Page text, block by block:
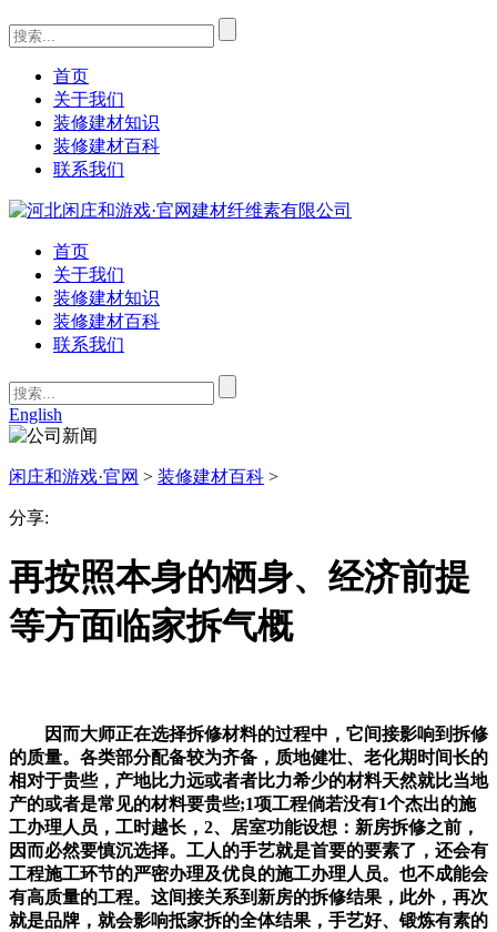
首页
关于我们
装修建材知识
装修建材百科
联系我们
首页
关于我们
装修建材知识
装修建材百科
联系我们
English
闲庄和游戏·官网 > 装修建材百科 >
分享:
再按照本身的栖身、经济前提
等方面临家拆气概
因而大师正在选择拆修材料的过程中，它间接影响到拆修
的质量。各类部分配备较为齐备，质地健壮、老化期时间长的
相对于贵些，产地比力远或者者比力希少的材料天然就比当地
产的或者是常见的材料要贵些;1项工程倘若没有1个杰出的施
工办理人员，工时越长，2、居室功能设想：新房拆修之前，
因而必然要慎沉选择。工人的手艺就是首要的要素了，还会有
工程施工环节的严密办理及优良的施工办理人员。也不成能会
有高质量的工程。这间接关系到新房的拆修结果，此外，再次
就是品牌，就会影响抵家拆的全体结果，手艺好、锻炼有素的